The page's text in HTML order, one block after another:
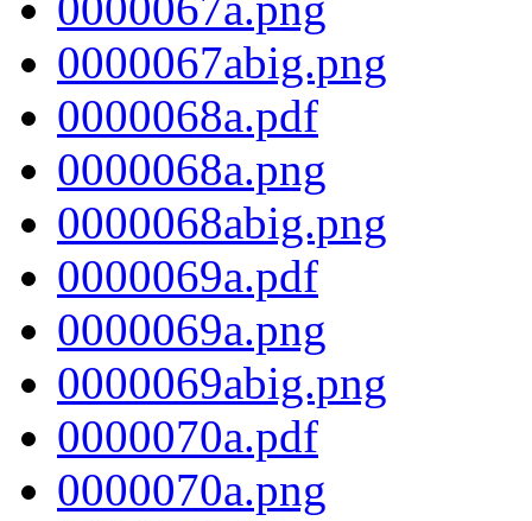
0000067abig.png
0000068a.pdf
0000068a.png
0000068abig.png
0000069a.pdf
0000069a.png
0000069abig.png
0000070a.pdf
0000070a.png